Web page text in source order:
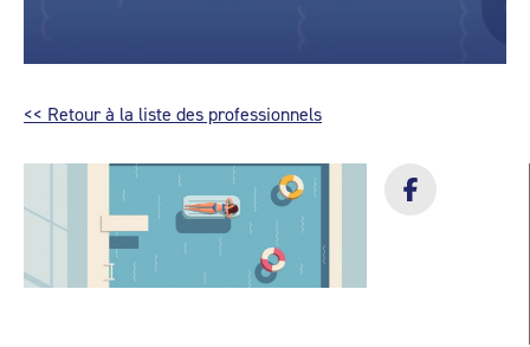
<< Retour à la liste des professionnels